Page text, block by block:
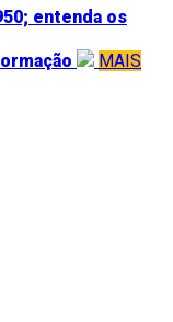
entenda os
MAIS